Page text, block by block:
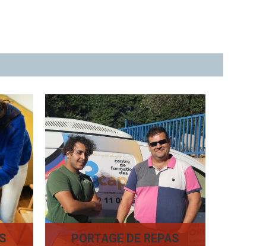
PORTAGE DE REPAS